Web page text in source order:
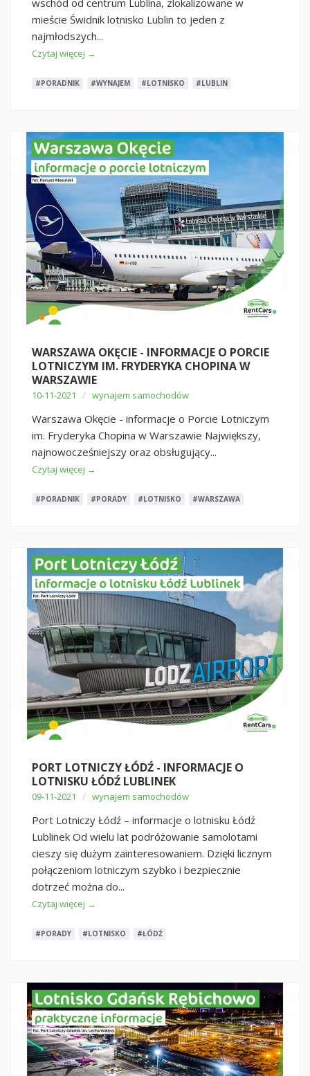
wschód od centrum Lublina, zlokalizowane w
mieście Świdnik lotnisko Lublin to jeden z
najmłodszych...
Czytaj więcej →
#PORADNIK #WYNAJEM #LOTNISKO #LUBLIN
WARSZAWA OKĘCIE - INFORMACJE O PORCIE
LOTNICZYM IM. FRYDERYKA CHOPINA W
WARSZAWIE
10-11-2021 / wynajem samochodów
Warszawa Okęcie - informacje o Porcie Lotniczym
im. Fryderyka Chopina w Warszawie Największy,
najnowocześniejszy oraz obsługujący...
Czytaj więcej →
#PORADNIK #PORADY #LOTNISKO #WARSZAWA
PORT LOTNICZY ŁÓDŹ - INFORMACJE O
LOTNISKU ŁÓDŹ LUBLINEK
09-11-2021 / wynajem samochodów
Port Lotniczy Łódź – informacje o lotnisku Łódź
Lublinek Od wielu lat podróżowanie samolotami
cieszy się dużym zainteresowaniem. Dzięki licznym
połączeniom lotniczym szybko i bezpiecznie
dotrzeć można do...
Czytaj więcej →
#PORADY #LOTNISKO #ŁÓDŹ